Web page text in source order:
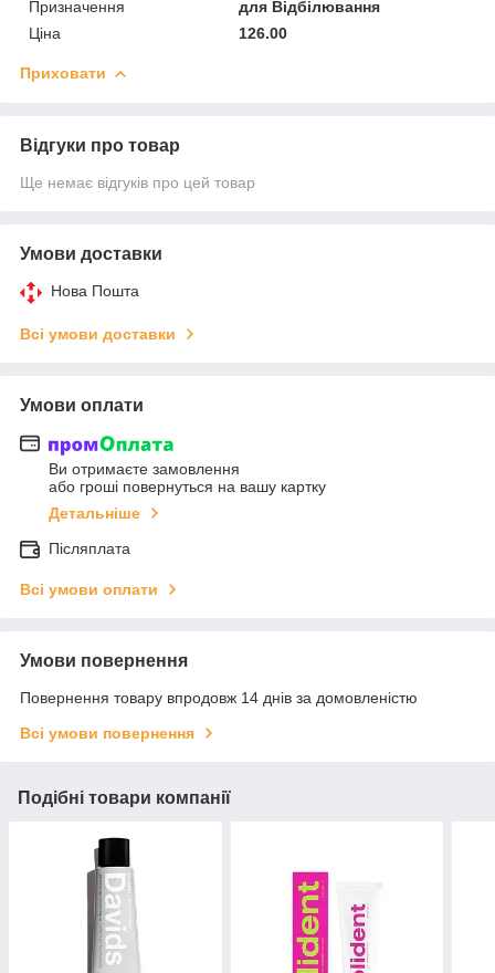
Призначення
для Відбілювання
Ціна
126.00
Приховати
Відгуки про товар
Ще немає відгуків про цей товар
Умови доставки
Нова Пошта
Всі умови доставки
Умови оплати
Ви отримаєте замовлення
або гроші повернуться на вашу картку
Детальніше
Післяплата
Всі умови оплати
Умови повернення
Повернення товару впродовж 14 днів за домовленістю
Всі умови повернення
Подібні товари компанії